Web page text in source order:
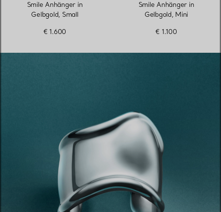
Smile Anhänger in
Gelbgold, Small
€ 1.600
Smile Anhänger in
Gelbgold, Mini
€ 1.100